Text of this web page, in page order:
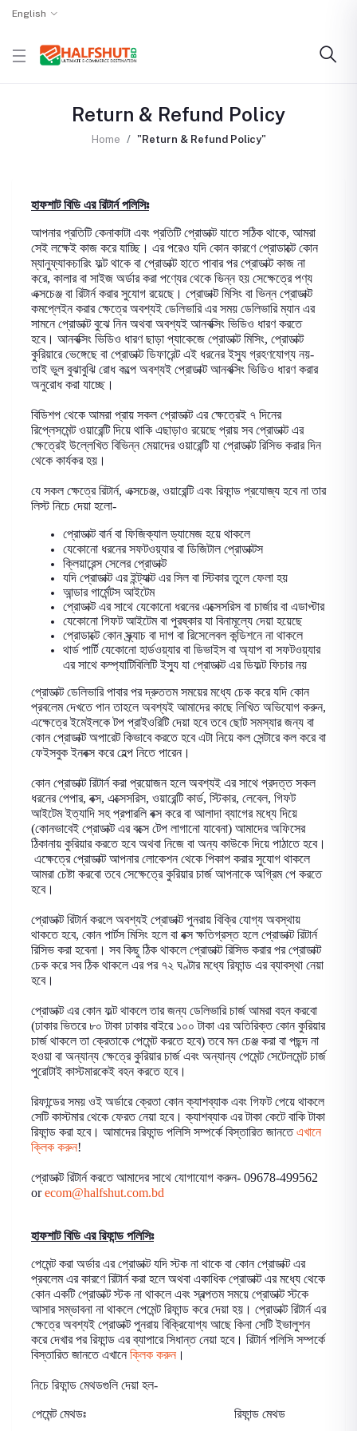
English
Return & Refund Policy
Home "Return & Refund Policy"
হাফশাট বিডি এর রিটার্ন পলিসিঃ
আপনার প্রতিটি কেনাকাটা এবং প্রতিটি প্রোডাক্ট যাতে সঠিক থাকে, আমরা
সেই লক্ষেই কাজ করে যাচ্ছি। এর পরেও যদি কোন কারণে প্রোডাক্টে কোন
ম্যানুফ্যাকচারিং ফল্ট থাকে বা প্রোডাক্ট হাতে পাবার পর প্রোডাক্ট কাজ না
করে, কালার বা সাইজ অর্ডার করা পণ্যের থেকে ভিন্ন হয় সেক্ষেত্রে পণ্য
এক্সচেঞ্জ বা রিটার্ন করার সুযোগ রয়েছে। প্রোডাক্ট মিসিং বা ভিন্ন প্রোডাক্ট
কমপ্লেইন করার ক্ষেত্রে অবশ্যই ডেলিভারি এর সময় ডেলিভারি ম্যান এর
সামনে প্রোডাক্ট বুঝে নিন অথবা অবশ্যই আনবক্সিং ভিডিও ধারণ করতে
হবে। আনবক্সিং ভিডিও ধারণ ছাড়া প্যাকেজে প্রোডাক্ট মিসিং, প্রোডাক্ট
কুরিয়ারে ভেঙ্গেছে বা প্রোডাক্ট ডিফারেন্ট এই ধরনের ইস্যু গ্রহণযোগ্য নয়-
তাই ভুল বুঝাবুঝি রোধ কল্পে অবশ্যই প্রোডাক্ট আনবক্সিং ভিডিও ধারণ করার
অনুরোধ করা যাচ্ছে ।
বিডিশপ থেকে আমরা প্রায় সকল প্রোডাক্ট এর ক্ষেত্রেই ৭ দিনের
রিপ্লেসমেন্ট ওয়ারেন্টি দিয়ে থাকি এছাড়াও রয়েছে প্রায় সব প্রোডাক্ট এর
ক্ষেত্রেই উল্লেখিত বিভিন্ন মেয়াদের ওয়ারেন্টি যা প্রোডাক্ট রিসিভ করার দিন
থেকে কার্যকর হয় ।
যে সকল ক্ষেত্রে রিটার্ন, এক্সচেঞ্জ, ওয়ারেন্টি এবং রিফান্ড প্রযোজ্য হবে না তার
লিস্ট নিচে দেয়া হলো-
প্রোডাক্ট বার্ন বা ফিজিক্যাল ড্যামেজ হয়ে থাকলে
যেকোনো ধরনের সফটওয়্যার বা ডিজিটাল প্রোডাক্টস
ক্লিয়ারেন্স সেলের প্রোডাক্ট
যদি প্রোডাক্ট এর ইন্ট্যাক্ট এর সিল বা স্টিকার তুলে ফেলা হয়
আন্ডার গার্মেন্টস আইটেম
প্রোডাক্ট এর সাথে যেকোনো ধরনের এক্সেসরিস বা চার্জার বা এডাপ্টার
যেকোনো গিফট আইটেম বা পুরষ্কার যা বিনামূল্যে দেয়া হয়েছে
প্রোডাক্টে কোন স্ক্র্যাচ বা দাগ বা রিসেলেবল কন্ডিশনে না থাকলে
থার্ড পার্টি যেকোনো হার্ডওয়্যার বা ডিভাইস বা অ্যাপ বা সফটওয়্যার
এর সাথে কম্প্যাটিবিলিটি ইস্যু যা প্রোডাক্ট এর ডিফল্ট ফিচার নয়
প্রোডাক্ট ডেলিভারি পাবার পর দ্রুততম সময়ের মধ্যে চেক করে যদি কোন
প্রবলেম দেখতে পান তাহলে অবশ্যই আমাদের কাছে লিখিত অভিযোগ করুন,
এক্ষেত্রে ইমেইলকে টপ প্রাইওরিটি দেয়া হবে তবে ছোট সমস্যার জন্য বা
কোন প্রোডাক্ট অপারেট কিভাবে করতে হবে এটা নিয়ে কল সেন্টারে কল করে বা
ফেইসবুক ইনবক্স করে হেল্প নিতে পারেন।
কোন প্রোডাক্ট রিটার্ন করা প্রয়োজন হলে অবশ্যই এর সাথে প্রদত্ত সকল
ধরনের পেপার, বক্স, এক্সেসরিস, ওয়ারেন্টি কার্ড, স্টিকার, লেবেল, গিফট
আইটেম ইত্যাদি সহ প্রপারলি বক্স করে বা আলাদা ব্যাগের মধ্যে দিয়ে
(কোনভাবেই প্রোডাক্ট এর বক্সে টেপ লাগানো যাবেনা) আমাদের অফিসের
ঠিকানায় কুরিয়ার করতে হবে অথবা নিজে বা অন্য কাউকে দিয়ে পাঠাতে হবে।
এক্ষেত্রে প্রোডাক্ট আপনার লোকেশন থেকে পিকাপ করার সুযোগ থাকলে
আমরা চেষ্টা করবো তবে সেক্ষেত্রে কুরিয়ার চার্জ আপনাকে অগ্রিম পে করতে
হবে।
প্রোডাক্ট রিটার্ন করলে অবশ্যই প্রোডাক্ট পুনরায় বিক্রি যোগ্য অবস্থায়
থাকতে হবে, কোন পার্টস মিসিং হলে বা বক্স ক্ষতিগ্রস্ত হলে প্রোডাক্ট রিটার্ন
রিসিভ করা হবেনা। সব কিছু ঠিক থাকলে প্রোডাক্ট রিসিভ করার পর প্রোডাক্ট
চেক করে সব ঠিক থাকলে এর পর ৭২ ঘণ্টার মধ্যে রিফান্ড এর ব্যাবস্থা নেয়া
হবে।
প্রোডাক্ট এর কোন ফল্ট থাকলে তার জন্য ডেলিভারি চার্জ আমরা বহন করবো
(ঢাকার ভিতরে ৮০ টাকা ঢাকার বাইরে ১০০ টাকা এর অতিরিক্ত কোন কুরিয়ার
চার্জ থাকলে তা ক্রেতাকে পেমেন্ট করতে হবে) তবে মন চেঞ্জ করা বা পছন্দ না
হওয়া বা অন্যান্য ক্ষেত্রে কুরিয়ার চার্জ এবং অন্যান্য পেমেন্ট সেটেলমেন্ট চার্জ
পুরোটাই কাস্টমারকেই বহন করতে হবে।
রিফান্ডের সময় ওই অর্ডারে ক্রেতা কোন ক্যাশব্যাক এবং গিফট পেয়ে থাকলে
সেটি কাস্টমার থেকে ফেরত নেয়া হবে। ক্যাশব্যাক এর টাকা কেটে বাকি টাকা
রিফান্ড করা হবে। আমাদের রিফান্ড পলিসি সম্পর্কে বিস্তারিত জানতে এখানে
ক্লিক করুন!
প্রোডাক্ট রিটার্ন করতে আমাদের সাথে যোগাযোগ করুন- 09678-499562
or ecom@halfshut.com.bd
হাফশাট বিডিএর রিফান্ড পলিসিঃ
পেমেন্ট করা অর্ডার এর প্রোডাক্ট যদি স্টক না থাকে বা কোন প্রোডাক্ট এর
প্রবলেম এর কারণে রিটার্ন করা হলে অথবা একাধিক প্রোডাক্ট এর মধ্যে থেকে
কোন একটি প্রোডাক্ট স্টক না থাকলে এবং স্বল্পতম সময়ে প্রোডাক্ট স্টকে
আসার সম্ভাবনা না থাকলে পেমেন্ট রিফান্ড করে দেয়া হয়। প্রোডাক্ট রিটার্ন এর
ক্ষেত্রে অবশ্যই প্রোডাক্ট পুনরায় বিক্রিযোগ্য আছে কিনা সেটি ইভালুশন
করে দেখার পর রিফান্ড এর ব্যাপারে সিধান্ত নেয়া হবে। রিটার্ন পলিসি সম্পর্কে
বিস্তারিত জানতে এখানে ক্লিক করুন।
নিচে রিফান্ড মেথডগুলি দেয়া হল-
পেমেন্ট মেথডঃ রিফান্ড মেথড